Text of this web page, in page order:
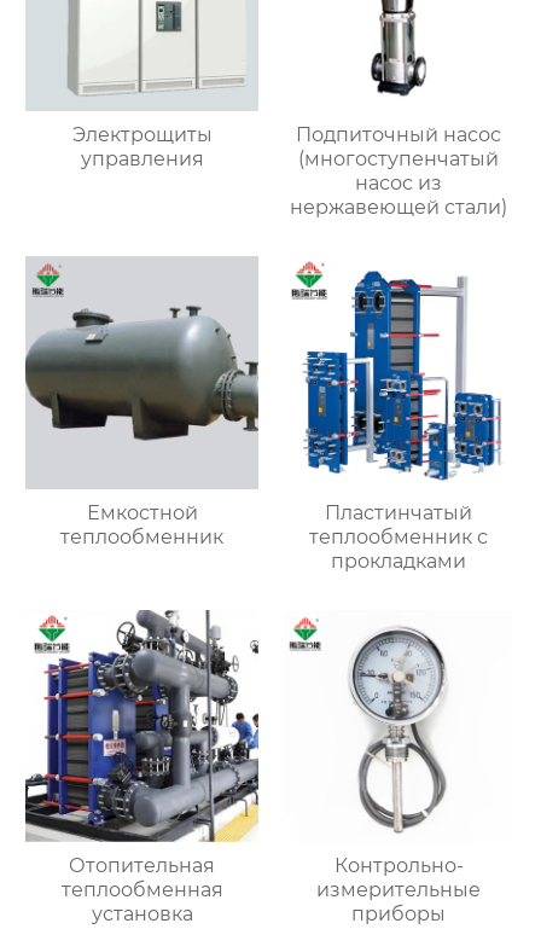
Электрощиты
управления
Подпиточный насос
(многоступенчатый
насос из
нержавеющей стали)
Емкостной
теплообменник
Пластинчатый
теплообменник с
прокладками
Отопительная
теплообменная
установка
Контрольно-
измерительные
приборы